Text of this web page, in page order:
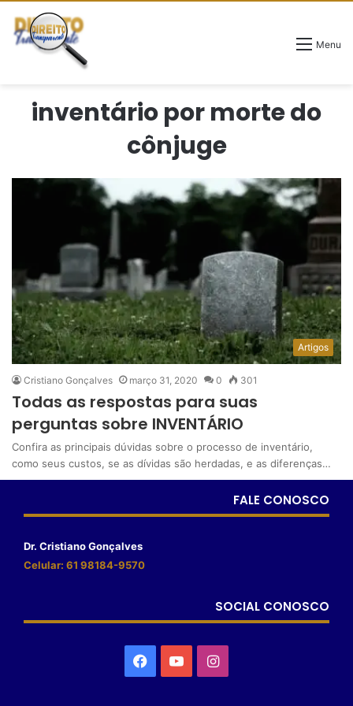
Menu
inventário por morte do
cônjuge
Artigos
Cristiano Gonçalves março 31, 2020 0 301
Todas as respostas para suas
perguntas sobre INVENTÁRIO
Confira as principais dúvidas sobre o processo de inventário,
como seus custos, se as dívidas são herdadas, e as diferenças…
FALE CONOSCO
Dr. Cristiano Gonçalves
Celular: 61 98184-9570
SOCIAL CONOSCO